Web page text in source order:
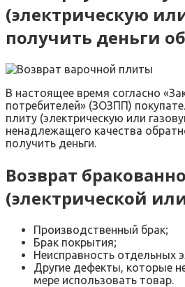
(электрическую
получить деньги
В настоящее время согласно
потребителей» (ЗОЗПП)
плиту (электрическую или
ненадлежащего качества
получить деньги.
Возврат
(электрической
Производственный брак;
Брак покрытия;
Неисправность отдельных
Другие дефекты, которые
мере использовать товар.